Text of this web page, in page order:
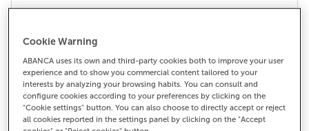
Como podo acceder a
MiPlan?
Como podo acceder a MiPlan?
Cookie Warning
ABANCA uses its own and third-party cookies both to improve your user
experience and to show you commercial content tailored to your
interests by analyzing your browsing habits. You can consult and
configure cookies according to your preferences by clicking on the
"Cookie settings" button. You can also choose to directly accept or reject
all cookies reported in the settings panel by clicking on the "Accept